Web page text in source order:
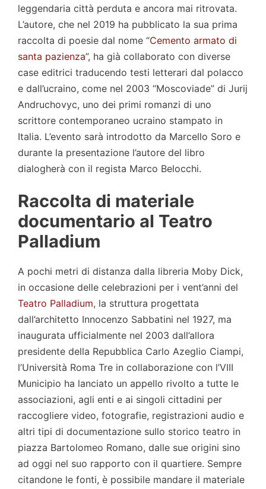
leggendaria città perduta e ancora mai ritrovata.
L’autore, che nel 2019 ha pubblicato la sua prima
raccolta di poesie dal nome “Cemento armato di
santa pazienza”, ha già collaborato con diverse
case editrici traducendo testi letterari dal polacco
e dall’ucraino, come nel 2003 “Moscoviade” di Jurij
Andruchovyc, uno dei primi romanzi di uno
scrittore contemporaneo ucraino stampato in
Italia. L’evento sarà introdotto da Marcello Soro e
durante la presentazione l’autore del libro
dialogherà con il regista Marco Belocchi.
Raccolta di materiale
documentario al Teatro
Palladium
A pochi metri di distanza dalla libreria Moby Dick,
in occasione delle celebrazioni per i vent’anni del
Teatro Palladium, la struttura progettata
dall’architetto Innocenzo Sabbatini nel 1927, ma
inaugurata ufficialmente nel 2003 dall’allora
presidente della Repubblica Carlo Azeglio Ciampi,
l’Università Roma Tre in collaborazione con l’VIII
Municipio ha lanciato un appello rivolto a tutte le
associazioni, agli enti e ai singoli cittadini per
raccogliere video, fotografie, registrazioni audio e
altri tipi di documentazione sullo storico teatro in
piazza Bartolomeo Romano, dalle sue origini sino
ad oggi nel suo rapporto con il quartiere. Sempre
citandone le fonti, è possibile mandare il materiale